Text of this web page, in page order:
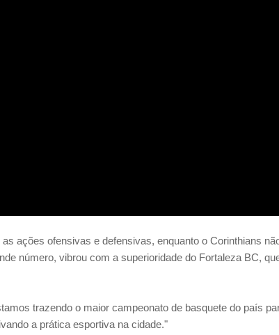
ações ofensivas e defensivas, enquanto o Corinthians
número, vibrou com a superioridade do Fortaleza BC,
trazendo o maior campeonato de basquete do país
a prática esportiva na cidade."